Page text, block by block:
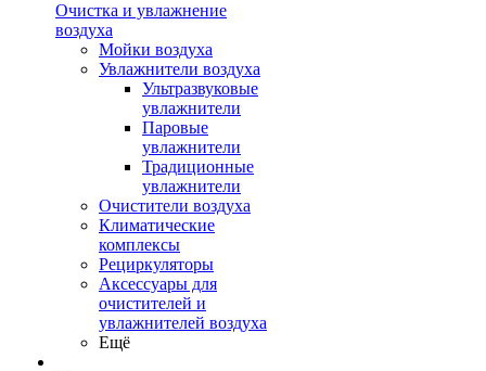
Очистка и увлажнение
воздуха
Мойки воздуха
Увлажнители воздуха
Ультразвуковые
увлажнители
Паровые
увлажнители
Традиционные
увлажнители
Очистители воздуха
Климатические
комплексы
Рециркуляторы
Аксессуары для
очистителей и
увлажнителей воздуха
Ещё